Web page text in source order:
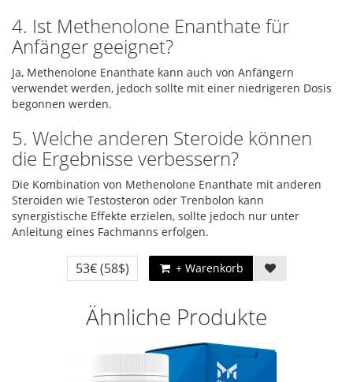
4. Ist Methenolone Enanthate für
Anfänger geeignet?
Ja, Methenolone Enanthate kann auch von Anfängern
verwendet werden, jedoch sollte mit einer niedrigeren Dosis
begonnen werden.
5. Welche anderen Steroide können
die Ergebnisse verbessern?
Die Kombination von Methenolone Enanthate mit anderen
Steroiden wie Testosteron oder Trenbolon kann
synergistische Effekte erzielen, sollte jedoch nur unter
Anleitung eines Fachmanns erfolgen.
53€(58$) + Warenkorb
Ähnliche Produkte